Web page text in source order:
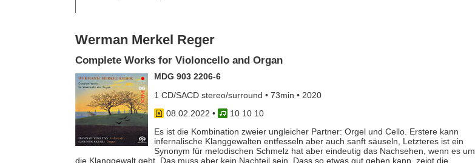
Werman Merkel Reger
Complete Works for Violoncello and Organ
MDG 903 2206-6
1 CD/SACD stereo/surround • 73min • 2020
08.02.2022 •
10 10 10
Es ist die Kombination zweier ungleicher Partner: Orgel und Cello. Erstere kann
infernalische Klanggewalten entfesseln aber auch sanft säuseln, Letzteres ist ein
Synonym für melodischen Schmelz hat aber eindeutig das Nachsehen, wenn es um
die Klanggewalt geht. Das muss aber kein Nachteil sein. Dass so etwas gut gehen kann, zeigt die